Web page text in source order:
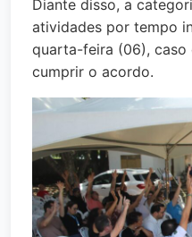
Diante disso, a
atividades por tempo
quarta-feira (06), caso
cumprir o acordo.